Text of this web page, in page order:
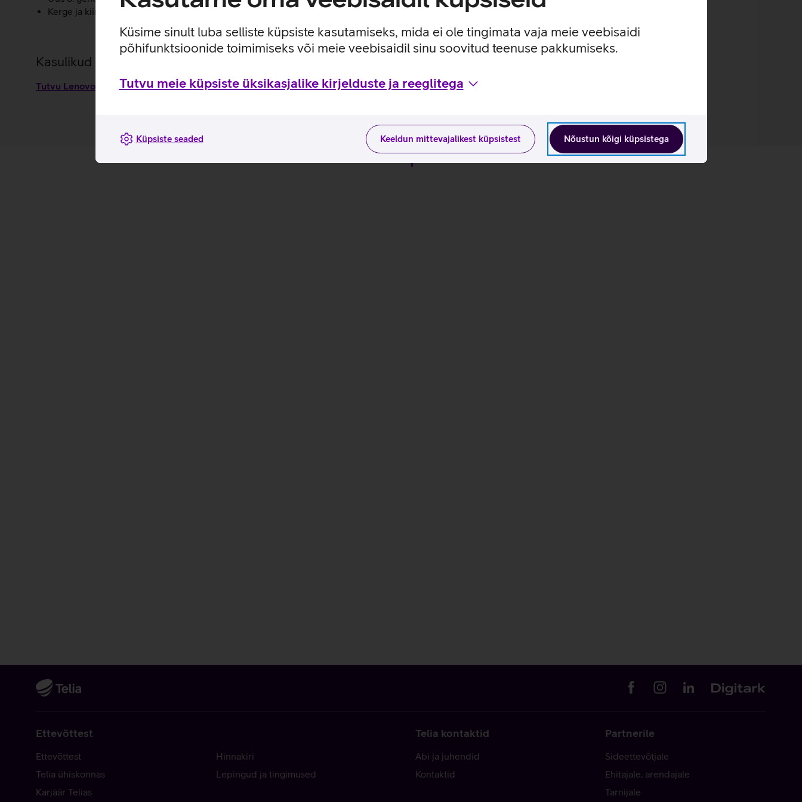
Küsime sinult luba selliste küpsiste kasutamiseks, mida ei ole tingimata vaja meie veebisaidi
põhifunktsioonide toimimiseks või meie veebisaidil sinu soovitud teenuse pakkumiseks.
Tutvu meie küpsiste üksikasjalike kirjelduste ja reeglitega
Nõustun kõigi küpsistega
Keeldun mittevajalikest küpsistest
Küpsiste seaded
Kerge ja kiire SSD ketas hoiab arvuti töö väga sujuvana.
Kasulikud lingid
Tutvu Lenovo Thinkpad E580 sülearvuti omadustega lähemalt siit
Ettevõttest
Ettevõttest
Telia ühiskonnas
Karjäär Telias
Hinnakiri
Lepingud ja tingimused
Telia kontaktid
Abi ja juhendid
Kontaktid
Partnerile
Sideettevõtjale
Ehitajale, arendajale
Tarnijale